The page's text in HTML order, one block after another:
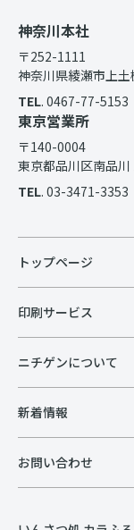
神奈川本社
〒252-1111
神奈川県綾瀬市上
TEL. 0467-77-5153
東京営業所
〒140-0004
東京都品川区南品
TEL. 03-3471-3353
トップページ
印刷サービス
ニチゲンについて
新着情報
お問い合わせ